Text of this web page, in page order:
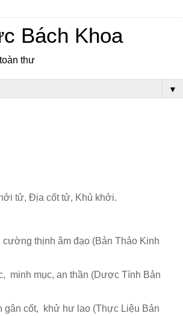
Bách Khoa
thư
▼
tử, Địa cốt tử, Khủ khởi.
cường thịnh âm đạo (Bản Thảo Kinh
minh mục, an thần (Dược Tính Bản
gân cốt, khử hư lao (Thực Liệu Bản